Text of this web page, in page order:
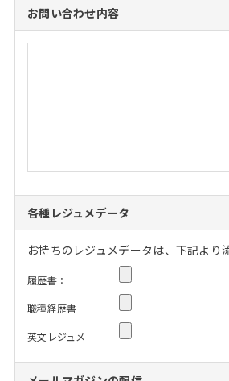
お問い合わせ内容
各種レジュメデータ
お持ちのレジュメデータは、下記より
履歴書：
職種経歴書
英文レジュメ